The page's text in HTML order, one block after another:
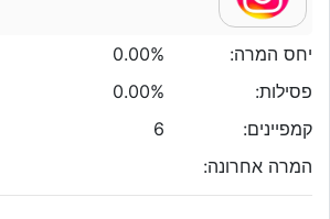
יחס המרה:
0.00%
פסילות:
0.00%
קמפיינים:
6
המרה אחרונה: